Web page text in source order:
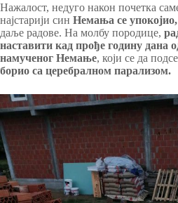
Нажалост, недуго након почетка
најстарији син Немања се упокојио,
даље радове. На молбу породице,
наставити кад прође годину дана
намученог Немање, који се да
борио са церебралном парализом.